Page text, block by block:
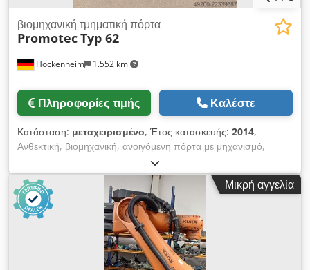
Hockenheim 1.552 km
βιομηχανική τμηματική πόρτα
PromotecTyp 62
Πληροφορίες τιμής Καλέστε
Κατάσταση: μεταχειρισμένο, Έτος κατασκευής: 2014,
Ανθεκτική, βιομηχανική, ανοιγόμενη πόρτα με μηχανισμό,
ενσωματωμένη βοηθητική πόρτα και τμήματα με τζάμια. Ιδανική
για εργοστασιακές αίθουσες, αποθήκες και κτίρια logistics.
Credszl Edispfx Aphjf Κατασκευαστής: Promotec
Industrietore Σειρά: Prismatherm Τύπος: 62 Διαστάσεις: 5 x
5 μ. Τύπος πόρτας: Βιομηχανική, ανοιγόμενη πόρτα με
μηχανισμό Εκτέλεση: Με ενσωματωμένη βοηθητική πόρτα
Τζάμια: Πολλαπλά τμήματα με τζάμια Έτος κατασκευής: 2014
Πρότυπο προϊόντος: EN 13241-1
Μικρή αγγελία